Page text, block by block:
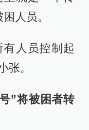
人员。
人员控制起
张。
”将被困者转